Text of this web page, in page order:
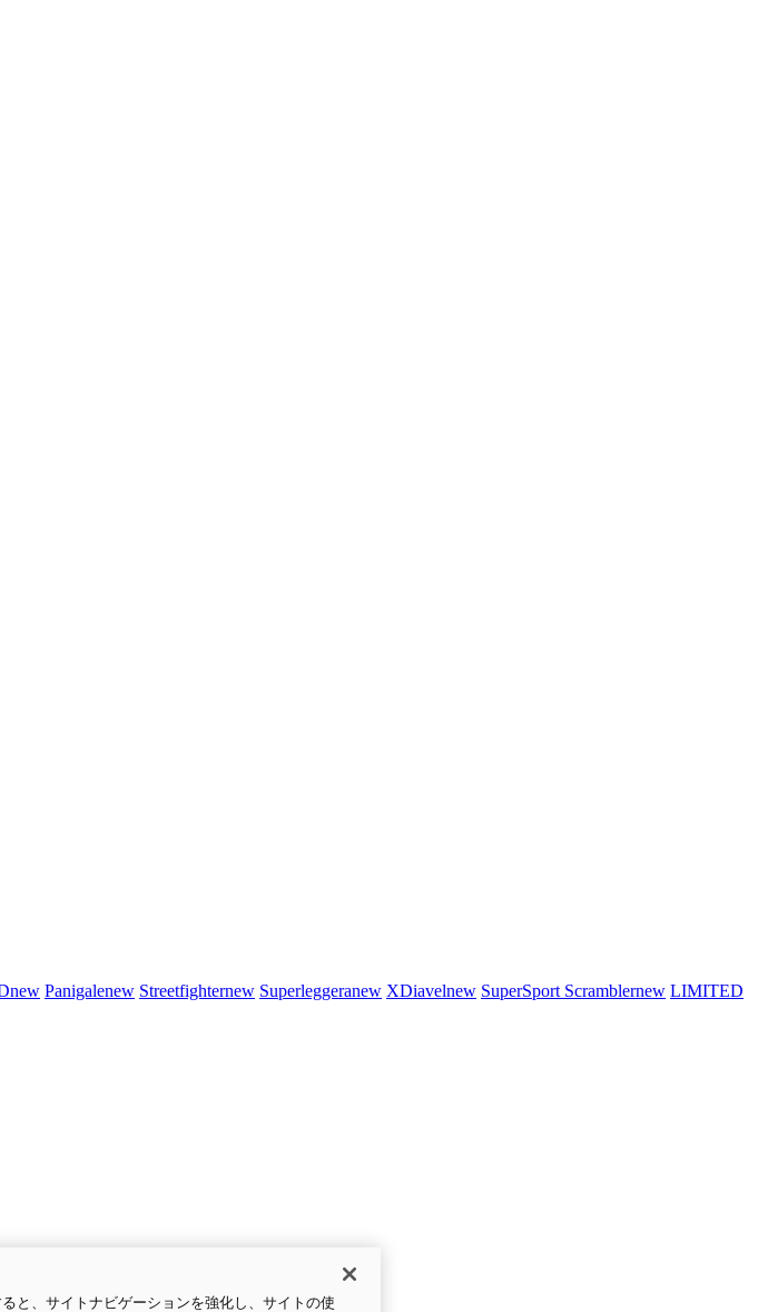
new Panigalenew Streetfighternew Superleggeranew XDiavelnew SuperSport Scramblernew LIMITED
と、サイトナビゲーションを強化し、サイトの使